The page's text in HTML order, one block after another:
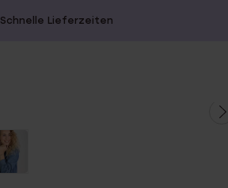
Schnelle Lieferzeiten